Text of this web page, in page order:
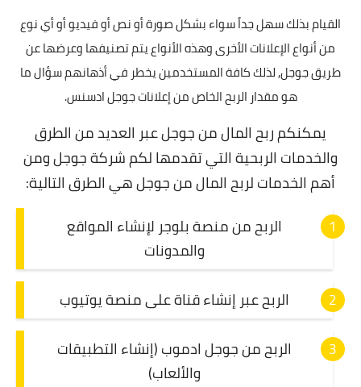
القيام بذلك سهل جداً سواء بشكل صورة أو نص أو فيديو أو أي نوع
من أنواع الإعلانات الأخرى وهذه الأنواع يتم تصنيفها وعرضها عن
طريق جوجل,لذلك كافة المستخدمين يخطر في أذهانهم سؤال ما
هو مقدار الربح الخاص من إعلانات جوجل ادسنس.
يمكنكم ربح المال من جوجل عبر العديد من الطرق
والخدمات الربحية التي تقدمها لكم شركة جوجل ومن
أهم الخدمات لربح المال من جوجل هي الطرق التالية:
الربح من منصة بلوجر لإنشاء المواقع
والمدونات
الربح عبر إنشاء قناة على منصة يوتيوب
الربح من جوجل ادموب (إنشاء التطبيقات
والألعاب)